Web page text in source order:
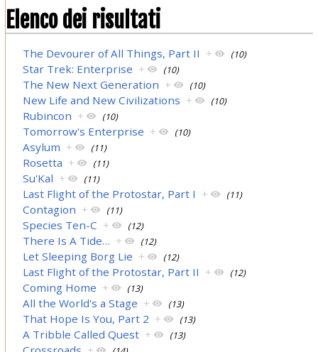
Elenco dei risultati
The Devourer of All Things, Part II + (10)
Star Trek: Enterprise + (10)
The New Next Generation + (10)
New Life and New Civilizations + (10)
Rubincon + (10)
Tomorrow's Enterprise + (10)
Asylum + (11)
Rosetta + (11)
Su'Kal + (11)
Last Flight of the Protostar, Part I + (11)
Contagion + (11)
Species Ten-C + (12)
There Is A Tide… + (12)
Let Sleeping Borg Lie + (12)
Last Flight of the Protostar, Part II + (12)
Coming Home + (13)
All the World's a Stage + (13)
That Hope Is You, Part 2 + (13)
A Tribble Called Quest + (13)